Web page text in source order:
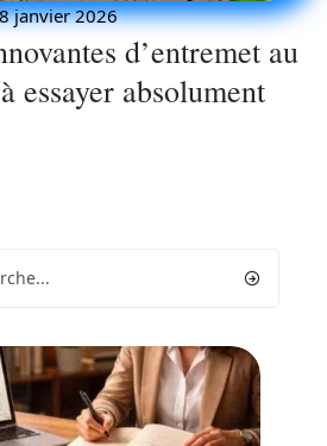
8 janvier 2026
d’entremet au
essayer absolument